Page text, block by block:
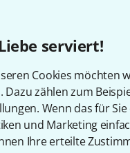
serviert!
Cookies möchten
Dazu zählen zum
Wenn das für
und Marketing
Ihre erteilte